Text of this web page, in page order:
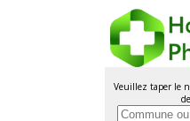
Veuillez taper le